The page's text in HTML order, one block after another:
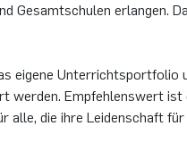
Gesamtschulen erlangen.
eigene
Empfehlenswert
die ihre Leidenschaft